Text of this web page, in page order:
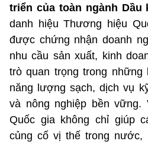
triển của toàn ngành
danh hiệu Thương hiệu
được chứng nhận doanh
nhu cầu sản xuất, kinh
trò quan trọng trong
năng lượng sạch, dịch vụ
và nông nghiệp bền vững.
Quốc gia không chỉ giúp
củng cố vị thế trong